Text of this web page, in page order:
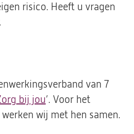
risico. Heeft u vragen
van 7
bij jou(opent
in
’. Voor het
wij met hen samen.